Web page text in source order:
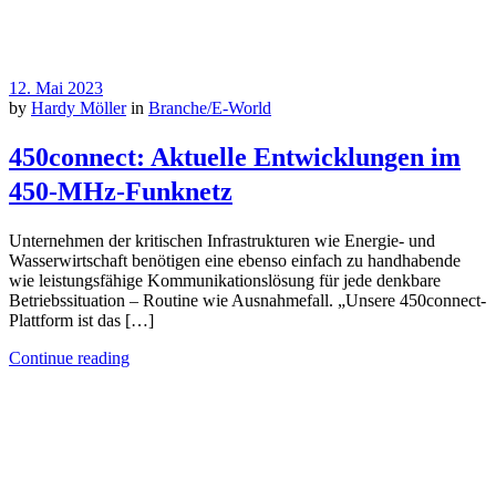
12. Mai 2023
by Hardy Möller in Branche/E-World
450connect: Aktuelle Entwicklungen im
450-MHz-Funknetz
Unternehmen der kritischen Infrastrukturen wie Energie- und
Wasserwirtschaft benötigen eine ebenso einfach zu handhabende
wie leistungsfähige Kommunikationslösung für jede denkbare
Betriebssituation – Routine wie Ausnahmefall. „Unsere 450connect-
Plattform ist das […]
Continue reading